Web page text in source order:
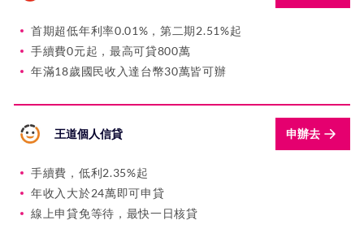
首期超低年利率0.01%，第二期2.51%起
手續費0元起，最高可貸800萬
年滿18歲國民收入達台幣30萬皆可辦
王道個人信貸 申辦去
手續費，低利2.35%起
年收入大於24萬即可申貸
線上申貸免等待，最快一日核貸